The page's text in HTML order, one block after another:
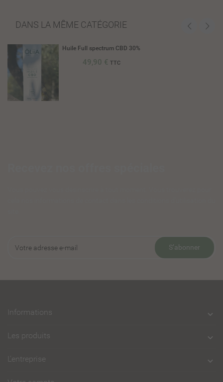
DANS LA MÊME CATÉGORIE
Huile Full spectrum CBD 30%
49,90 € TTC
S’abonner
Informations 
Les produits 
L'entreprise 